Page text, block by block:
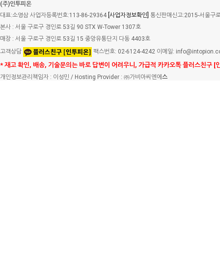
(주)인투피온
대표:소영삼 사업자등록번호:113-86-29364 [사업자정보확인] 통신판매신고:2015-서울구
본사 : 서울 구로구 경인로 53길 90 STX W-Tower 1307호
매장 : 서울 구로구 경인로 53길 15 중앙유통단지 다동 4403호
고객상담
팩스번호: 02-6124-4242 이메일:
* 재고 확인, 배송, 기술문의는 바로 답변이 어려우니, 가급적 카카오톡 플러스친구 [
개인정보관리책임자 : 이성민 / Hosting Provider : ㈜가비아씨엔에 스